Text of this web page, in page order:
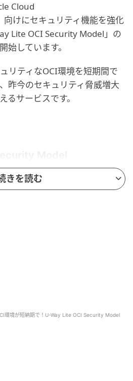
Cloud
けにセキュリティ機能を強化
Lite OCI Security Model」の
しています。
リティなOCI環境を短期間で
昨今のセキュリティ脅威増大
るサービスです。
きを読む
環境が短納期で！U-Way Lite OCI Security Model